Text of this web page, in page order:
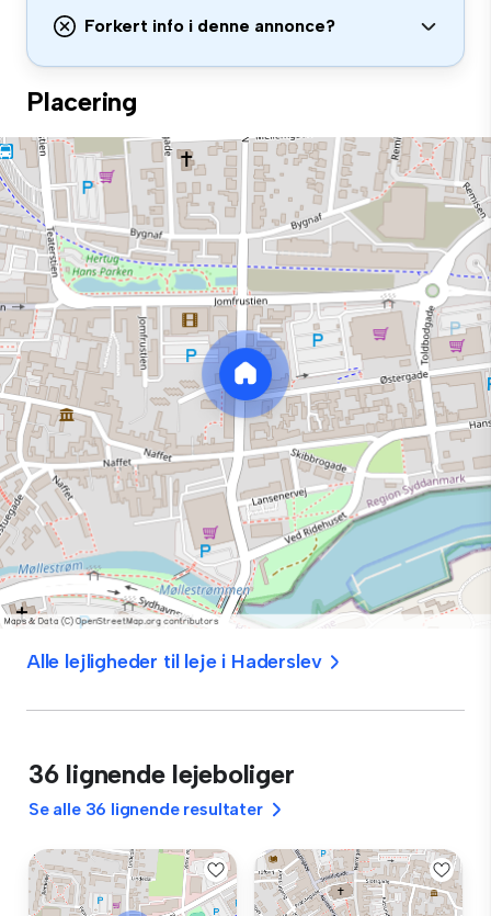
Forkert info i denne annonce?
Placering
Alle lejligheder til leje i Haderslev
36 lignende lejeboliger
Se alle 36 lignende resultater